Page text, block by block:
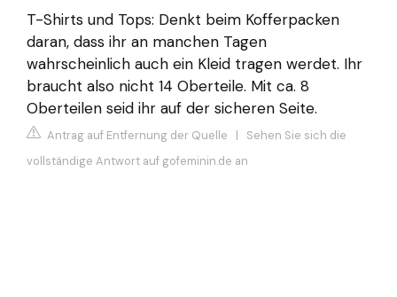
T-Shirts und Tops: Denkt beim Kofferpacken
daran, dass ihr an manchen Tagen
wahrscheinlich auch ein Kleid tragen werdet. Ihr
braucht also nicht 14 Oberteile. Mit ca. 8
Oberteilen seid ihr auf der sicheren Seite.
Antrag auf Entfernung der Quelle | Sehen Sie sich die
vollständige Antwort auf gofeminin.de an